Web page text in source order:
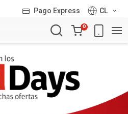
Pago Express
CL
Carro
de
0